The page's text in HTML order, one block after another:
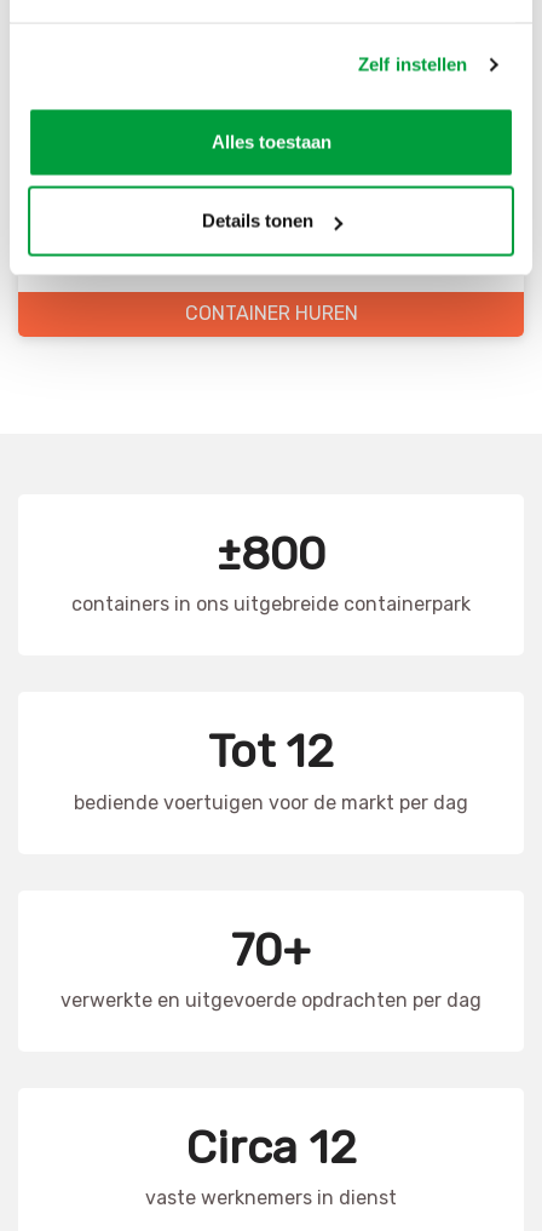
Zelf instellen
Alles toestaan
Details tonen
Scherpe prijzen
Snelle levering
Goede kwaliteit
Snelle klantenservice
CONTAINER HUREN
±800
containers in ons uitgebreide containerpark
Tot 12
bediende voertuigen voor de markt per dag
70+
verwerkte en uitgevoerde opdrachten per dag
Circa 12
vaste werknemers in dienst